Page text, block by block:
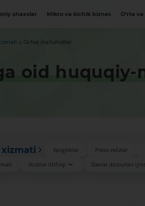
shaxslar Mikro va kichik biznes O‘rta
Ochiq ma'lumotlar
oid
Yangiliklar Press-relizlar
Yoshlar ittifoqi Davlat dasturlari